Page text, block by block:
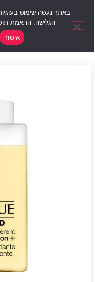
הגלישה, התאמת תוכן
אישור